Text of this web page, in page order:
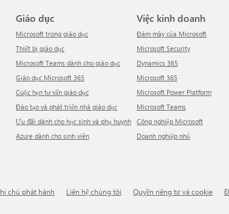
Giáo dục
Microsoft trong giáo dục
Thiết bị giáo dục
Microsoft Teams dành cho giáo dục
Giáo dục Microsoft 365
Cuộc hẹn tư vấn giáo dục
Đào tạo và phát triển nhà giáo dục
Ưu đãi dành cho học sinh và phụ huynh
Azure dành cho sinh viên
Việc kinh doanh
Đám mây của Microsoft
Microsoft Security
Dynamics 365
Microsoft 365
Microsoft Power Platform
Microsoft Teams
Công nghiệp Microsoft
Doanh nghiệp nhỏ
Ghi chú phát hành Liên hệ chúng tôi Quyền riêng tư và cookie